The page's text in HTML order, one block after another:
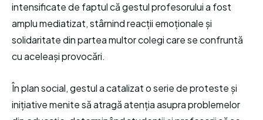
intensificate de faptul că gestul profesorului a fost
amplu mediatizat, stârnind reacții emoționale și
solidaritate din partea multor colegi care se confruntă
cu aceleași provocări.
În plan social, gestul a catalizat o serie de proteste și
inițiative menite să atragă atenția asupra problemelor